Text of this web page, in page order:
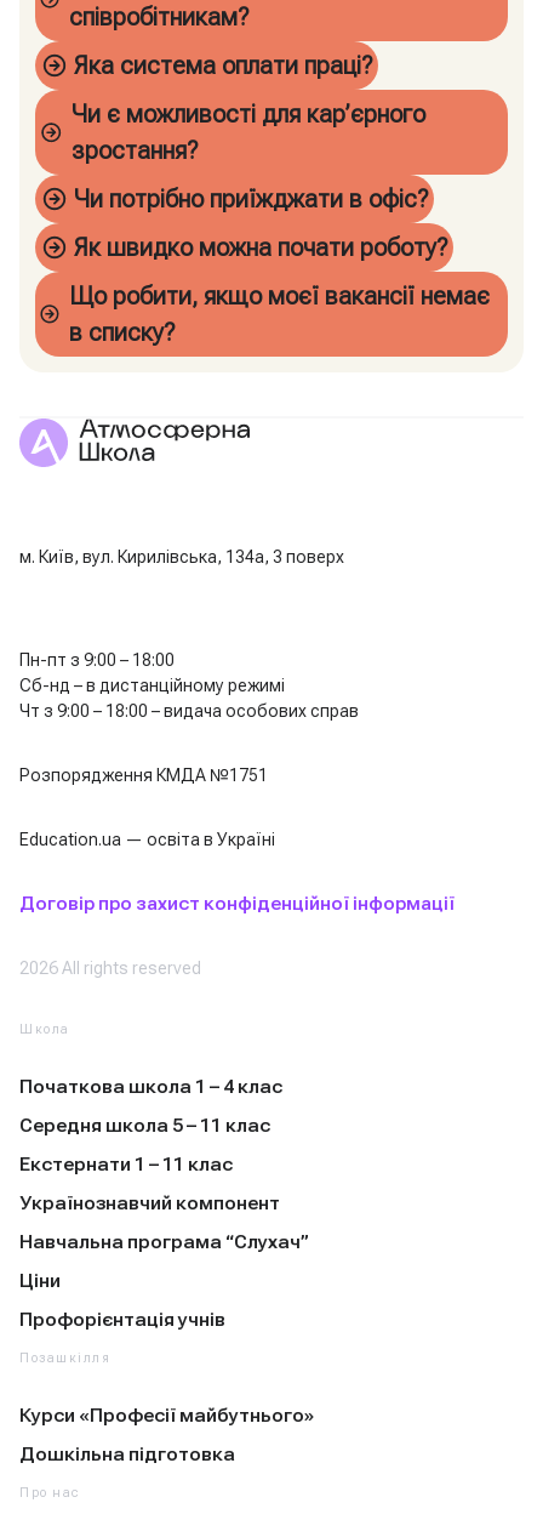
співробітникам?
Яка система оплати праці?
Чи є можливості для кар’єрного
зростання?
Чи потрібно приїжджати в офіс?
Як швидко можна почати роботу?
Що робити, якщо моєї вакансії немає
в списку?
м. Київ, вул. Кирилівська, 134а, 3 поверх
Пн-пт з 9:00 – 18:00
Сб-нд – в дистанційному режимі
Чт з 9:00 – 18:00 – видача особових справ
Розпорядження КМДА №1751
Education.ua — освіта в Україні
Договір про захист конфіденційної інформації
2026 All rights reserved
Школа
Початкова школа 1 – 4 клас
Середня школа 5 – 11 клас
Екстернати 1 – 11 клас
Українознавчий компонент
Навчальна програма “Слухач”
Ціни
Профорієнтація учнів
Позашкілля
Курси «Професії майбутнього»
Дошкільна підготовка
Про нас